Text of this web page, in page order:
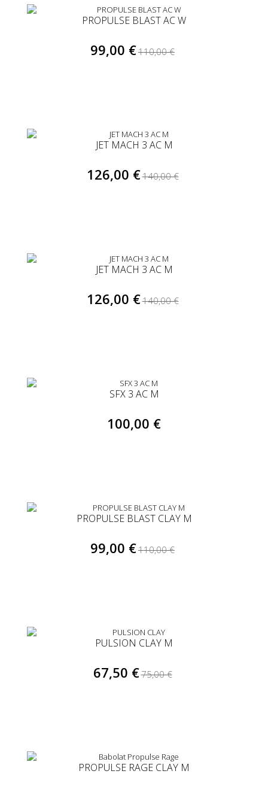
PROPULSE BLAST AC W
99,00 €110,00 €
JET MACH 3 AC M
126,00 €140,00 €
JET MACH 3 AC M
126,00 €140,00 €
SFX 3 AC M
100,00 €
PROPULSE BLAST CLAY M
99,00 €110,00 €
PULSION CLAY M
67,50 €75,00 €
PROPULSE RAGE CLAY M